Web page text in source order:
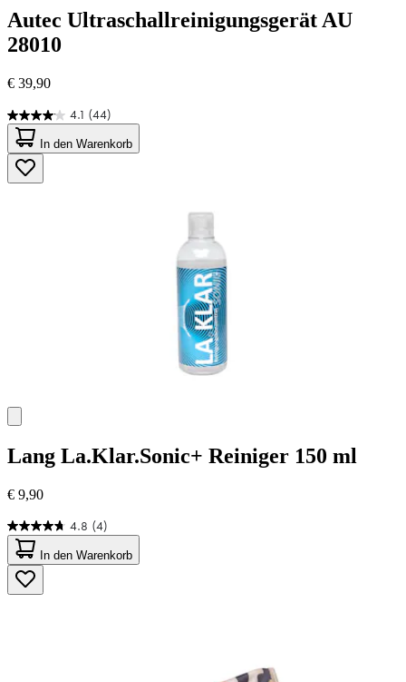
Autec Ultraschallreinigungsgerät AU
28010
€ 39,90
4.1 (44)
4.1
von
5
Sternen.
44
In den Warenkorb
Lang La.Klar.Sonic+ Reiniger 150 ml
€ 9,90
4.8 (4)
4.8
von
5
Sternen.
4
In den Warenkorb